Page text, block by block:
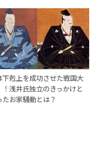
下剋上を成功させた戦国大
！浅井氏独立のきっかけと
たお家騒動とは？